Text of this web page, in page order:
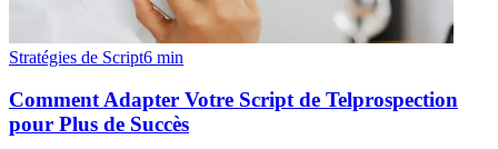
Stratégies de Script6 min
Comment Adapter Votre Script de Telprospection
pour Plus de Succès